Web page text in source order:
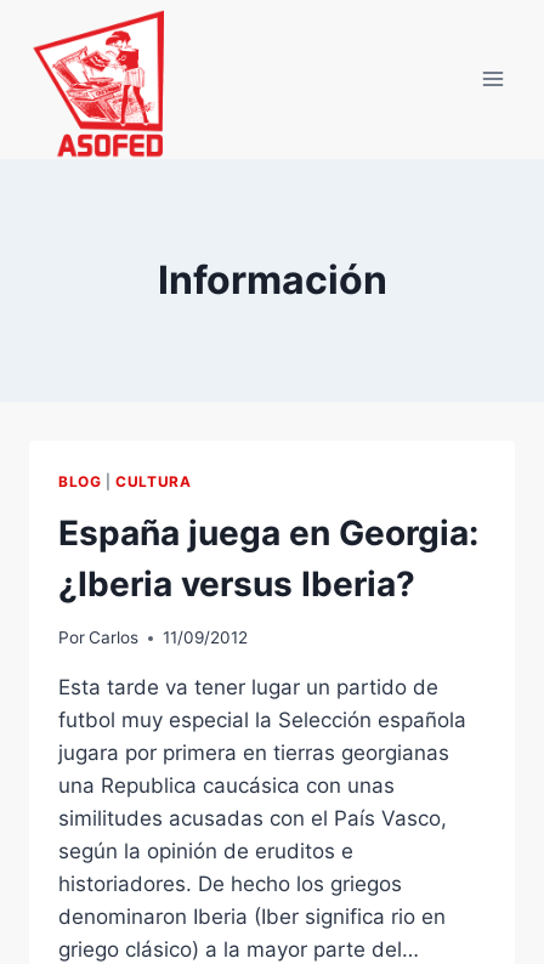
contenido
Información
BLOG |CULTURA
España juega en Georgia:
¿Iberia versus Iberia?
PorCarlos 11/09/2012
Esta tarde va tener lugar un partido de
futbol muy especial la Selección española
jugara por primera en tierras georgianas
una Republica caucásica con unas
similitudes acusadas con el País Vasco,
según la opinión de eruditos e
historiadores. De hecho los griegos
denominaron Iberia (Iber significa rio en
griego clásico) a la mayor parte del…